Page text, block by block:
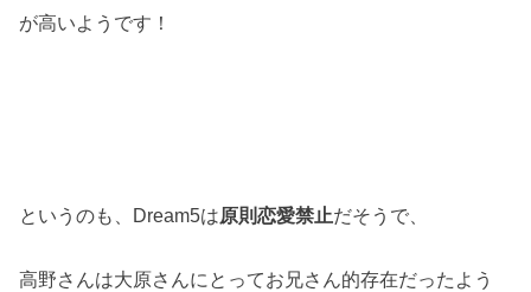
が高いようです！
というのも、 Dream5は原則恋愛禁止だそうで、
高野さんは大原さんにとってお兄さん的存在だったよう